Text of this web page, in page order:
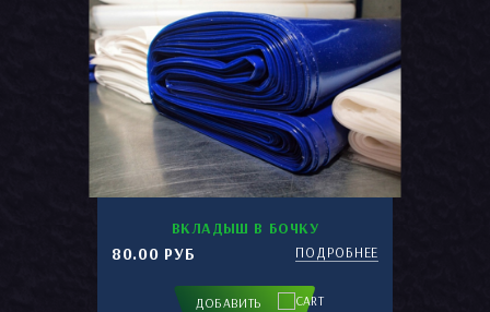
Название (Я - А)
Цена за упаковку (низкая > высокая)
Цена за упаковку(высокая > низкая)
Цена за шт. (низкая > высокая)
Цена за шт. (высокая > низкая)
ВКЛАДЫШ В БОЧКУ
80.00 РУБ ПОДРОБНЕЕ
ДОБАВИТЬ